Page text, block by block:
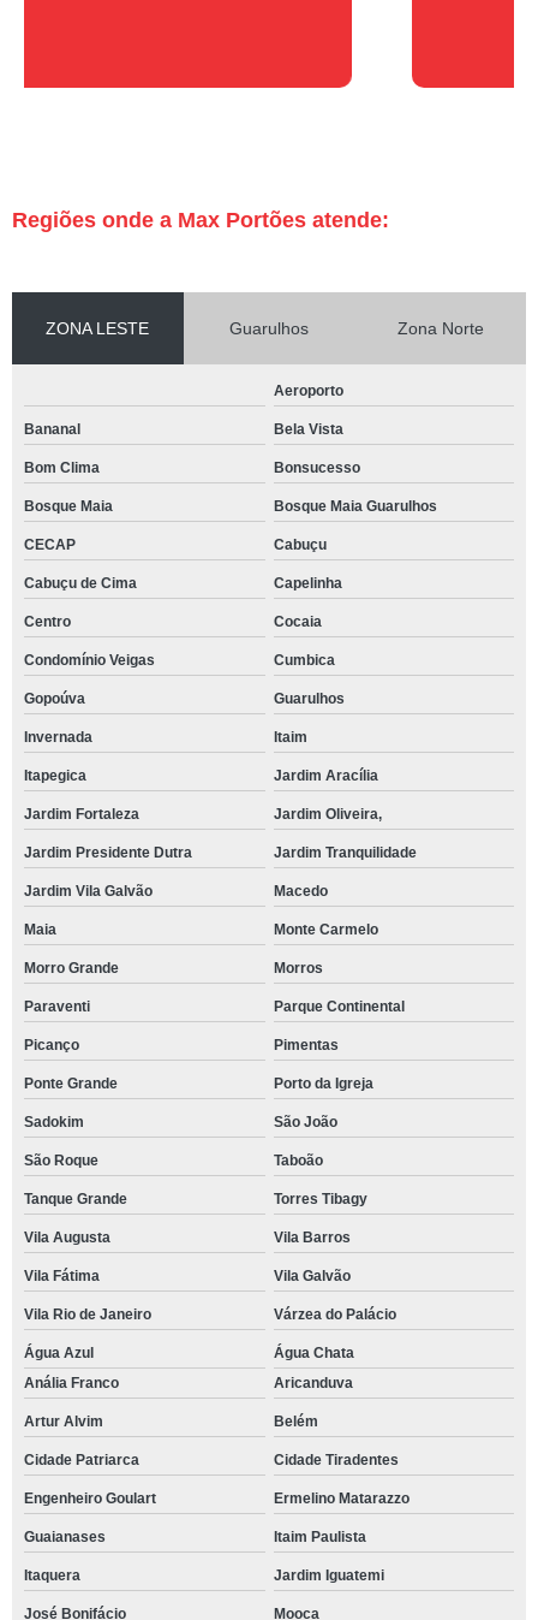
Regiões onde a Max Portões atende:
ZONA LESTE Guarulhos Zona Norte
Aeroporto
Bananal Bela Vista
Bom Clima Bonsucesso
Bosque Maia Bosque Maia Guarulhos
CECAP Cabuçu
Cabuçu de Cima Capelinha
Centro Cocaia
Condomínio Veigas Cumbica
Gopoúva Guarulhos
Invernada Itaim
Itapegica Jardim Aracília
Jardim Fortaleza Jardim Oliveira,
Jardim Presidente Dutra Jardim Tranquilidade
Jardim Vila Galvão Macedo
Maia Monte Carmelo
Morro Grande Morros
Paraventi Parque Continental
Picanço Pimentas
Ponte Grande Porto da Igreja
Sadokim São João
São Roque Taboão
Tanque Grande Torres Tibagy
Vila Augusta Vila Barros
Vila Fátima Vila Galvão
Vila Rio de Janeiro Várzea do Palácio
Água Azul
Água Chata
Anália Franco
Aricanduva
Artur Alvim Belém
Cidade Patriarca Cidade Tiradentes
Engenheiro Goulart Ermelino Matarazzo
Guaianases Itaim Paulista
Itaquera Jardim Iguatemi
José Bonifácio Mooca